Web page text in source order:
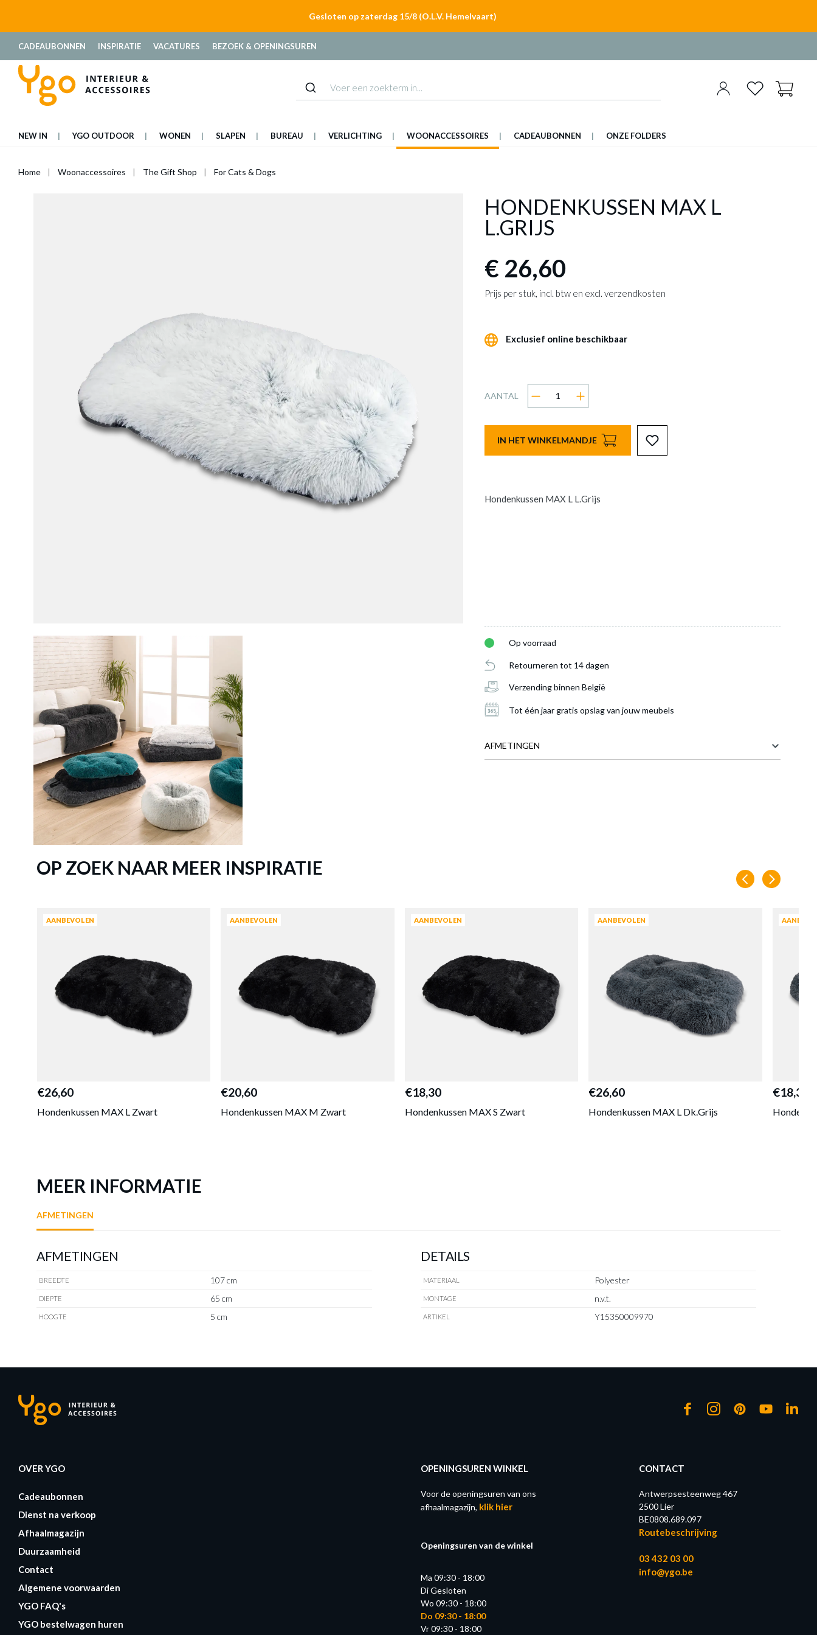
Gesloten op zaterdag 15/8 (O.L.V. Hemelvaart)
CADEAUBONNEN INSPIRATIE VACATURES BEZOEK & OPENINGSUREN
NEW IN YGO OUTDOOR WONEN SLAPEN BUREAU VERLICHTING WOONACCESSOIRES CADEAUBONNEN ONZE FOLDERS
Home Woonaccessoires The Gift Shop For Cats & Dogs
HONDENKUSSEN MAX L
L.GRIJS
€ 26,60
Prijs per stuk, incl. btw en excl. verzendkosten
Exclusief online beschikbaar
AANTAL
IN HET WINKELMANDJE
Hondenkussen MAX L L.Grijs
Op voorraad
Retourneren tot 14 dagen
Verzending binnen België
Tot één jaar gratis opslag van jouw meubels
AFMETINGEN
OP ZOEK NAAR MEER INSPIRATIE
AANBEVOLEN
€26,60
Hondenkussen MAX L Zwart
AANBEVOLEN
€20,60
Hondenkussen MAX M Zwart
AANBEVOLEN
€18,30
Hondenkussen MAX S Zwart
AANBEVOLEN
€26,60
Hondenkussen MAX L Dk.Grijs
€18,30
MEER INFORMATIE
AFMETINGEN
AFMETINGEN
BREEDTE 107 cm
DIEPTE 65 cm
HOOGTE 5 cm
DETAILS
MATERIAAL Polyester
MONTAGE n.v.t.
ARTIKEL Y15350009970
Hondenkussen MAX L L.Grijs
GA NAAR WINKELMANDJE of verder winkelen
OVER YGO
Cadeaubonnen
Dienst na verkoop
Afhaalmagazijn
Duurzaamheid
Contact
Algemene voorwaarden
YGO FAQ's
YGO bestelwagen huren
OPENINGSUREN WINKEL
Voor de openingsuren van ons
afhaalmagazijn, klik hier
Openingsuren van de winkel
Ma 09:30 - 18:00
Di Gesloten
Wo 09:30 - 18:00
Do 09:30 - 18:00
Vr 09:30 - 18:00
CONTACT
Antwerpsesteenweg 467
2500 Lier
BE0808.689.097
Routebeschrijving
03 432 03 00
info@ygo.be